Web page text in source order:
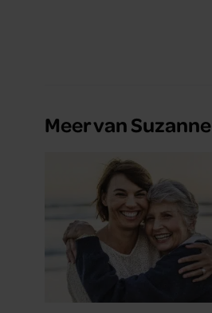
Meer van Suzanne